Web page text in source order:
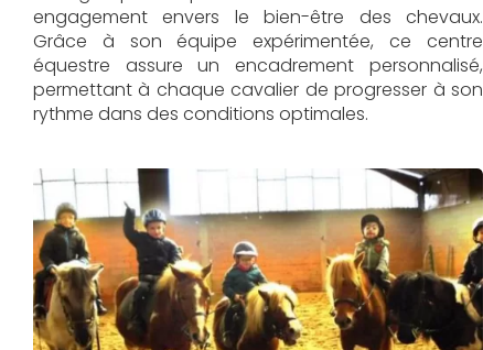
engagement envers le bien-être des chevaux.
Grâce à son équipe expérimentée, ce centre
équestre assure un encadrement personnalisé,
permettant à chaque cavalier de progresser à son
rythme dans des conditions optimales.